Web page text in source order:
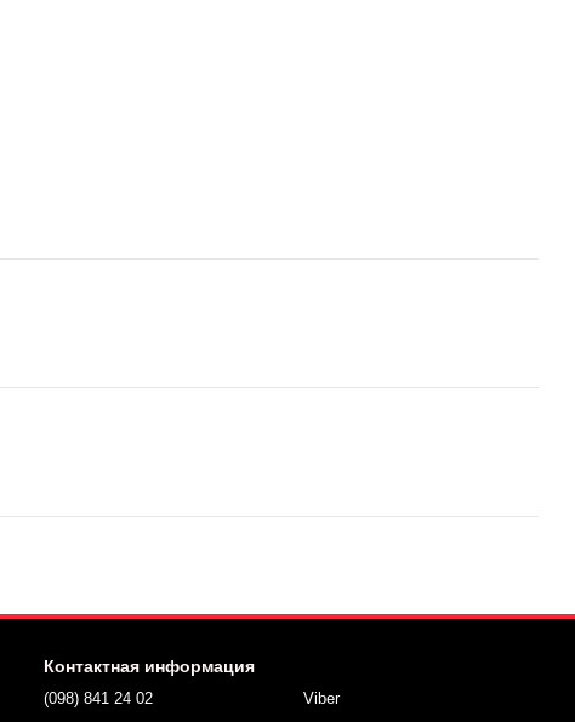
Контактная информация
(098) 841 24 02 Viber